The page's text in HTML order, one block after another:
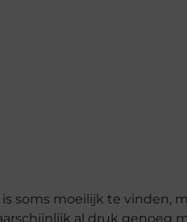
soms moeilijk te vinden,
al druk genoeg